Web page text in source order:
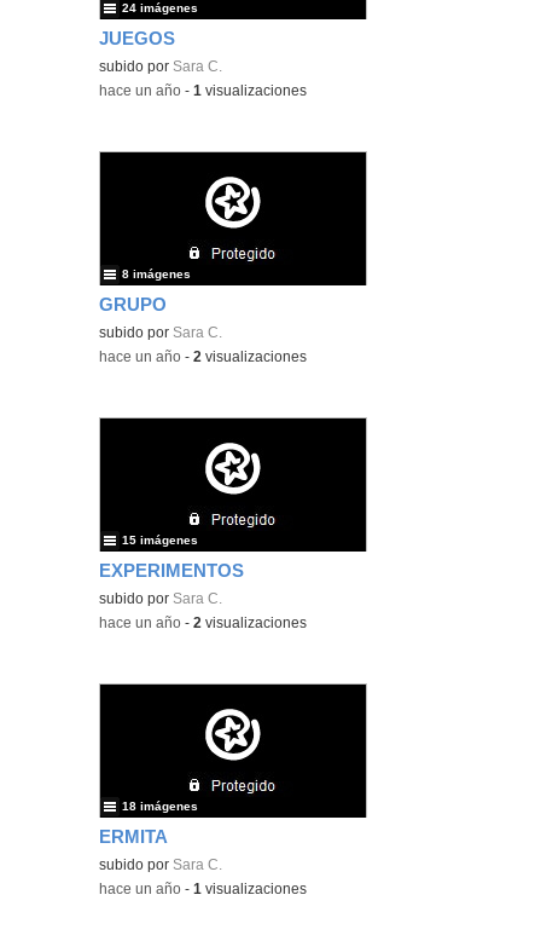
JUEGOS
subido por Sara C.
24 imágenes
-hace un año -1 visualizaciones
GRUPO
subido por Sara C.
8 imágenes
-hace un año -2 visualizaciones
EXPERIMENTOS
subido por Sara C.
15 imágenes
-hace un año -2 visualizaciones
ERMITA
subido por Sara C.
18 imágenes
-hace un año -1 visualizaciones